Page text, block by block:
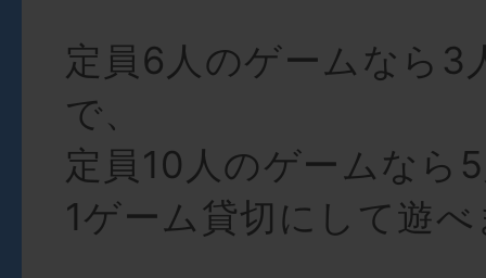
定員6人のゲームなら3
で、
定員10人のゲームなら
1ゲーム貸切にして遊